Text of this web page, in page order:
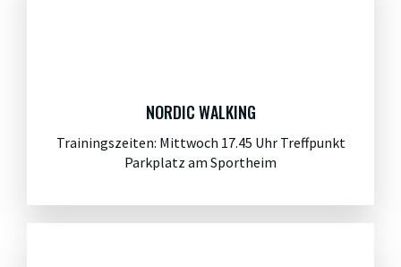
NORDIC WALKING
Trainingszeiten: Mittwoch 17.45 Uhr Treffpunkt
Parkplatz am Sportheim